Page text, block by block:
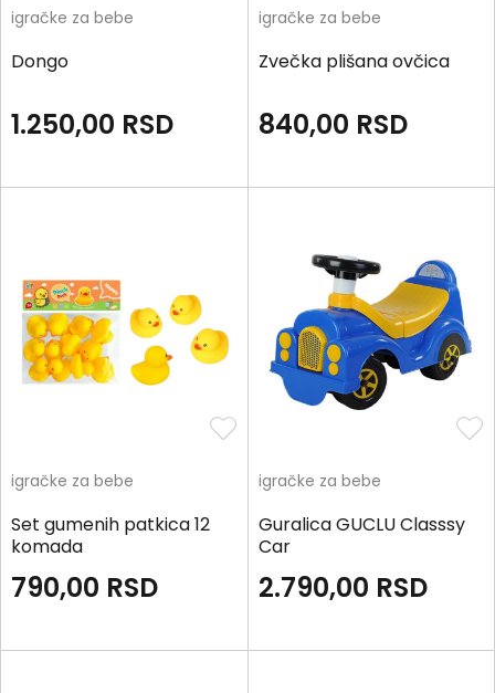
igračke za bebe
Dongo
1.250,00 RSD
igračke za bebe
Zvečka plišana ovčica
840,00 RSD
igračke za bebe
Set gumenih patkica 12
komada
790,00 RSD
igračke za bebe
Guralica GUCLU Classsy
Car
2.790,00 RSD